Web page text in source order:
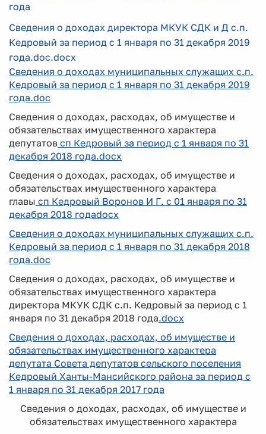
года
Сведения о доходах директора МКУК СДК и Д с.п.
Кедровый за период с 1 января по 31 декабря 2019
года.doc.docx
Сведения о доходах муниципальных служащих с.п.
Кедровый за период с 1 января по 31 декабря 2019
года.doc
Сведения о доходах, расходах, об имуществе и
обязательствах имущественного характера
депутатов сп Кедровый за период с 1 января по 31
декабря 2018 года.docx
Сведения о доходах, расходах, об имуществе и
обязательствах имущественного характера
главы сп Кедровый Воронов И Г. с 01 января по 31
декабря 2018 годаdocx
Сведения о доходах муниципальных служащих с.п.
Кедровый за период с 1 января по 31 декабря 2018
года.doc
Сведения о доходах, расходах, об имуществе и
обязательствах имущественного характера
директора МКУК СДК с.п. Кедровый за период с 1
января по 31 декабря 2018 года.docx
Сведения о доходах, расходах, об имуществе и
обязательствах имущественного характера
депутата Совета депутатов сельского поселения
Кедровый Ханты-Мансийского района за период с
1 января по 31 декабря 2017 года
Сведения о доходах, расходах, об имуществе и
обязательствах имущественного характера